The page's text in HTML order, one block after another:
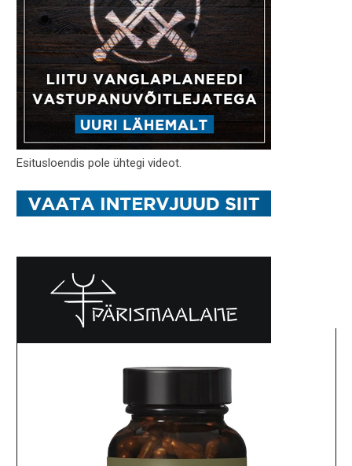
Esitusloendis pole ühtegi videot.